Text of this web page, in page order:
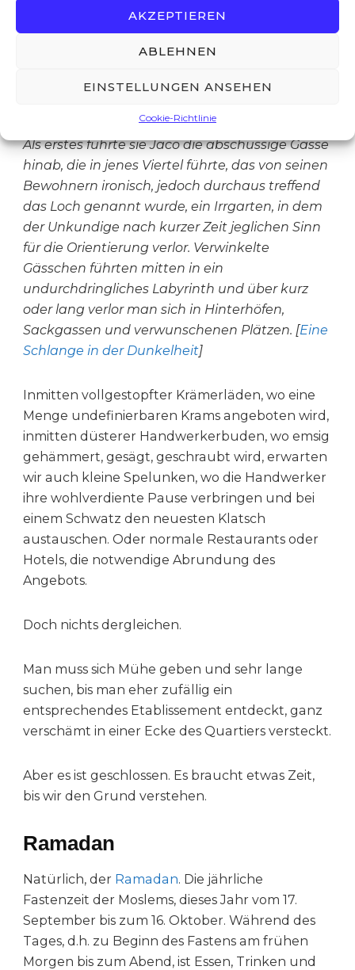
AKZEPTIEREN
ABLEHNEN
EINSTELLUNGEN ANSEHEN
Cookie-Richtlinie
Und wieder einmal zitiere ich aus einem
Machwerk, das Jahrzehnte später erstellt
Als erstes führte sie Jaco die abschüssige Gasse
hinab, die in jenes Viertel führte, das von seinen
Bewohnern ironisch, jedoch durchaus treffend
das Loch genannt wurde, ein Irrgarten, in dem
der Unkundige nach kurzer Zeit jeglichen Sinn
für die Orientierung verlor. Verwinkelte
Gässchen führten mitten in ein
undurchdringliches Labyrinth und über kurz
oder lang verlor man sich in Hinterhöfen,
Sackgassen und verwunschenen Plätzen. [Eine
Schlange in der Dunkelheit]
Inmitten vollgestopfter Krämerläden, wo eine
Menge undefinierbaren Krams angeboten wird,
inmitten düsterer Handwerkerbuden, wo emsig
gehämmert, gesägt, geschraubt wird, erwarten
wir auch kleine Spelunken, wo die Handwerker
ihre wohlverdiente Pause verbringen und bei
einem Schwatz den neuesten Klatsch
austauschen. Oder normale Restaurants oder
Hotels, die notwendige Abrundung des
Angebots.
Doch nichts dergleichen.
Man muss sich Mühe geben und sehr lange
suchen, bis man eher zufällig ein
entsprechendes Etablissement entdeckt, ganz
verschämt in einer Ecke des Quartiers versteckt.
Aber es ist geschlossen. Es braucht etwas Zeit,
bis wir den Grund verstehen.
Ramadan
Natürlich, der Ramadan. Die jährliche
Fastenzeit der Moslems, dieses Jahr vom 17.
September bis zum 16. Oktober. Während des
Tages, d.h. zu Beginn des Fastens am frühen
Morgen bis zum Abend, ist Essen, Trinken und